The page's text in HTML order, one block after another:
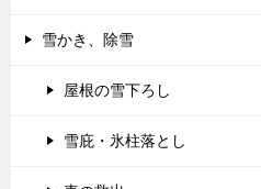
雪かき、除雪
屋根の雪下ろし
雪庇・氷柱落とし